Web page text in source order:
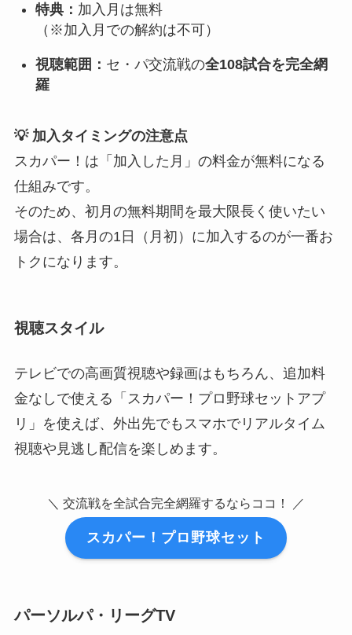
特典： 加入月は無料
（※加入月での解約は不可）
視聴範囲： セ・パ交流戦の全108試合を完全網
羅
💡 加入タイミングの注意点
スカパー！は「加入した月」の料金が無料になる
仕組みです。
そのため、初月の無料期間を最大限長く使いたい
場合は、各月の1日（月初）に加入するのが一番お
トクになります。
視聴スタイル
テレビでの高画質視聴や録画はもちろん、追加料
金なしで使える「スカパー！プロ野球セットアプ
リ」を使えば、外出先でもスマホでリアルタイム
視聴や見逃し配信を楽しめます。
＼ 交流戦を全試合完全網羅するならココ！ ／
スカパー！プロ野球セット
パーソルパ・リーグTV